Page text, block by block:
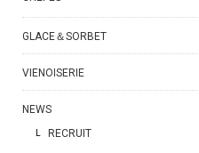
GLACE＆SORBET
VIENOISERIE
NEWS
RECRUIT